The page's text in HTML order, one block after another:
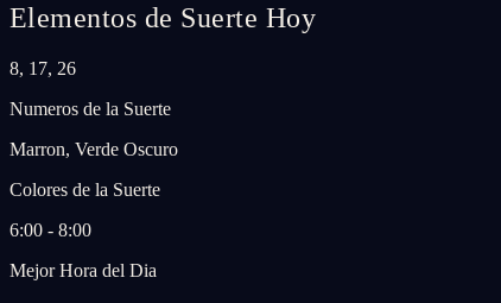
Elementos de Suerte Hoy
8, 17, 26
Numeros de la Suerte
Marron, Verde Oscuro
Colores de la Suerte
6:00 - 8:00
Mejor Hora del Dia